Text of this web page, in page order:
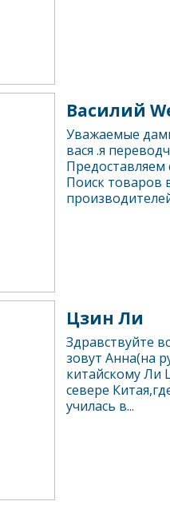
Василий
Уважаемые
вася .я
Предоставляем
Поиск товаров
Цзин Ли
Здравствуйте
зовут Анна(на
китайскому Ли
севере
училась в...